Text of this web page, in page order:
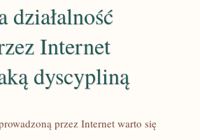
działalność
Internet
dyscypliną
przez Internet warto się